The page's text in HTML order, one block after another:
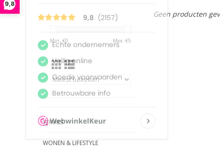
9,8
Min: €0 Max: €5
SERVIES
WONEN & LIFESTYLE
Geen producten